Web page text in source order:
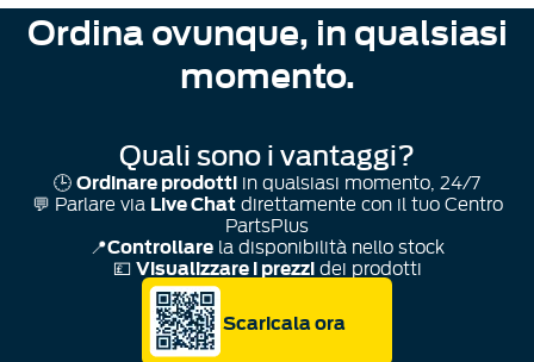
Ordina ovunque, in qualsiasi
momento.
Quali sono i vantaggi?
🕒Ordinare prodotti in qualsiasi momento, 24/7
💬 Parlare via Live Chatdirettamente con il tuo Centro
PartsPlus
📍Controllare la disponibilità nello stock
💷Visualizzare i prezzidei prodotti
Scaricala ora